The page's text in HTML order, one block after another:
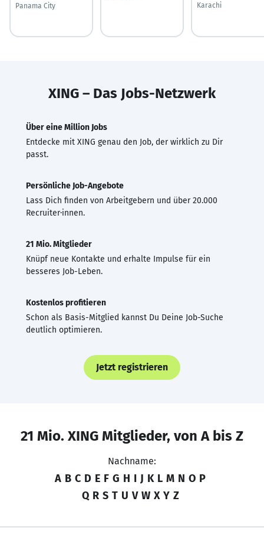
Panama City
Karachi
XING – Das Jobs-Netzwerk
Über eine Million Jobs
Entdecke mit XING genau den Job, der wirklich zu Dir
passt.
Persönliche Job-Angebote
Lass Dich finden von Arbeitgebern und über 20.000
Recruiter·innen.
21 Mio. Mitglieder
Knüpf neue Kontakte und erhalte Impulse für ein
besseres Job-Leben.
Kostenlos profitieren
Schon als Basis-Mitglied kannst Du Deine Job-Suche
deutlich optimieren.
Jetzt registrieren
21 Mio. XING Mitglieder, von A bis Z
Nachname:
A B C D E F G H I J K L M N O P
Q R S T U V W X Y Z